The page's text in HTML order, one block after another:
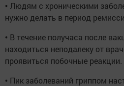
• Людям с хроническими
нужно делать в период
• В течение получаса после
находиться неподалеку от
проявиться побочные реакции.
• Пик заболеваний гриппом